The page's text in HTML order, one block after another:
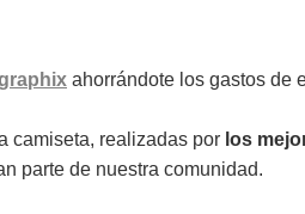
ahorrándote los gastos de
camiseta, realizadas por los
parte de nuestra comunidad.